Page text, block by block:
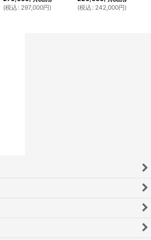
(税込 : 297,000円)
(税込 : 242,000円)